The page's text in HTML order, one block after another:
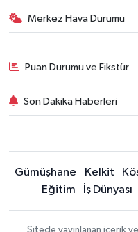
Merkez Hava Durumu
Puan Durumu ve Fikstür
Son Dakika Haberleri
Gümüşhane Kelkit
Eğitim
İş Dünyası
Sitede yayınlanan içerik